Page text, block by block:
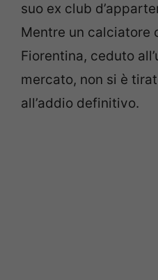
suo ex club
Mentre un calciatore
Fiorentina, ceduto
mercato, non si è
all’addio definitivo.